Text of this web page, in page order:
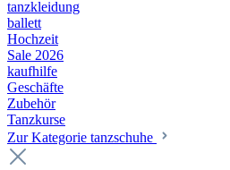
tanzkleidung
ballett
Hochzeit
Sale 2026
kaufhilfe
Geschäfte
Zubehör
Tanzkurse
Zur Kategorie tanzschuhe